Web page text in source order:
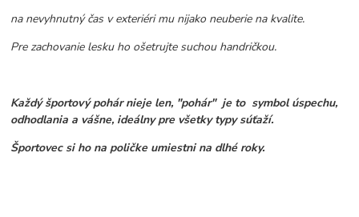
na nevyhnutný čas v exteriéri mu nijako neuberie na kvalite.
Pre zachovanie lesku ho ošetrujte suchou handričkou.
Každý športový pohár nieje len, "pohár" je to symbol úspechu,
odhodlania a vášne, ideálny pre všetky typy súťaží.
Športovec si ho na poličke umiestni na dlhé roky.